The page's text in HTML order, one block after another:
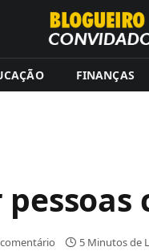
FINANÇAS
5 Minutos de